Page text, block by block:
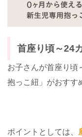
首座り頃～24
お子さんが首座り頃
抱っこ紐」がおすす
ポイントとしては、